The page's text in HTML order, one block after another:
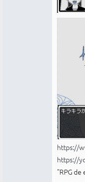
https://
https://
"RPG